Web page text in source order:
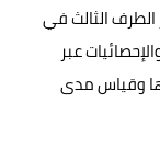
الثالث في
عبر
وقياس مدى